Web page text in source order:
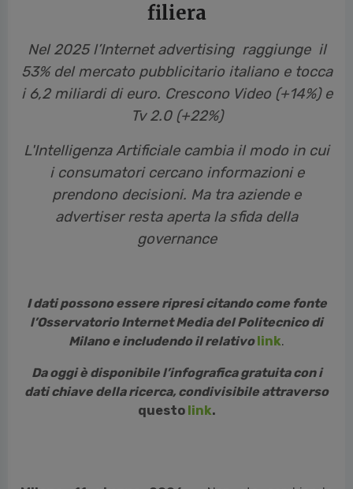
filiera
Nel 2025 l’Internet advertising raggiunge il
53% del mercato pubblicitario italiano e tocca
i 6,2 miliardi di euro. Crescono Video (+14%) e
Tv 2.0 (+22%)
L'Intelligenza Artificiale cambia il modo in cui
i consumatori cercano informazioni e
prendono decisioni. Ma tra aziende e
advertiser resta aperta la sfida della
governance
I dati possono essere ripresi citando come fonte
l’Osservatorio Internet Media del Politecnico di
Milano e includendo il relativo link.
Da oggi è disponibile l’infografica gratuita con i
dati chiave della ricerca, condivisibile attraverso
questo link.